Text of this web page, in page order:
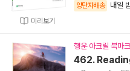
미리보기
양탄자배송 내일
행운 아크릴 북마
462.